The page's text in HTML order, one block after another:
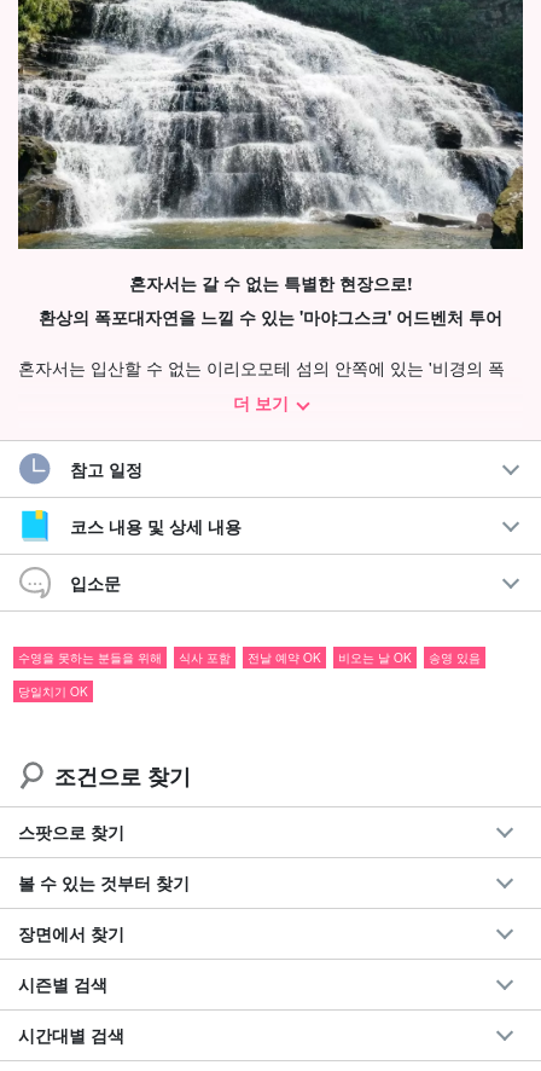
혼자서는 갈 수 없는 특별한 현장으로!
환상의 폭포대자연을 느낄 수 있는 '마야그스크' 어드벤처 투어
혼자서는 입산할 수 없는 이리오모테 섬의 안쪽에 있는 '비경의 폭
건강한 다리를 위해
그래도 트레킹을 좋아하는 분들에게는 매우 인기 있는 필드. 꼭 마야
그스크 폭포에 도전해 보자!
추천 포인트
체력 자랑을 위한 건각 코스
소수정예・대절로 안심할 수 있는 가이드 지원
고요함과 절경을 독차지할 수 있는 비경 체험
비경 '마야그스크 폭포'로 떠나는 모험 트레킹
더 보기
참고 일정
코스 내용 및 상세 내용
입소문
수영을 못하는 분들을 위해 식사 포함 전날 예약 OK 비오는 날 OK
송영 있음
당일치기 OK
조건으로 찾기
스팟으로 찾기
볼 수 있는 것부터 찾기
장면에서 찾기
시즌별 검색
시간대별 검색